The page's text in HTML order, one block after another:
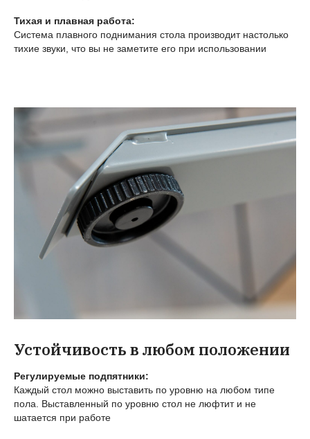
Тихая и плавная работа:
Система плавного поднимания стола производит настолько
тихие звуки, что вы не заметите его при использовании
Устойчивость в любом положении
Регулируемые подпятники:
Каждый стол можно выставить по уровню на любом типе
пола. Выставленный по уровню стол не люфтит и не
шатается при работе